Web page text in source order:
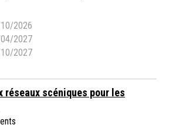
2026
2027
2027
réseaux scéniques pour les